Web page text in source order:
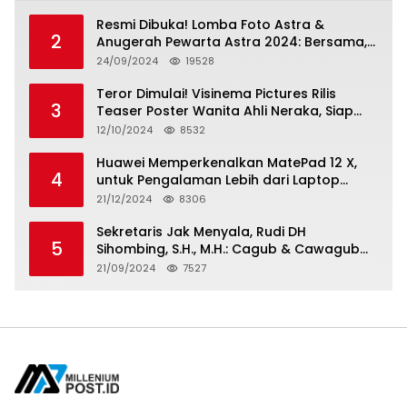
2
Resmi Dibuka! Lomba Foto Astra &
Anugerah Pewarta Astra 2024: Bersama,
Berkarya, Berkelanjutan
24/09/2024 19528
3
Teror Dimulai! Visinema Pictures Rilis
Teaser Poster Wanita Ahli Neraka, Siap
Tayang di Bioskop 14 November 2024
12/10/2024 8532
4
Huawei Memperkenalkan MatePad 12 X,
untuk Pengalaman Lebih dari Laptop
dengan Layar Ultra Bright dan Desain
Standar Baru untuk Produktivitas di Mana
Saja
21/12/2024 8306
5
Sekretaris Jak Menyala, Rudi DH
Sihombing, S.H., M.H.: Cagub & Cawagub
DKI Jakarta Pramono Anung dan Rano
21/09/2024 7527